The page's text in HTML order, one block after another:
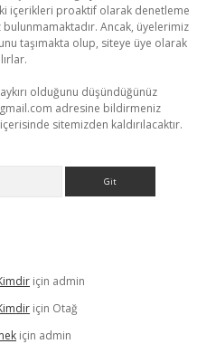
içerikleri proaktif olarak denetleme
Ancak, üyelerimiz
taşımakta olup, siteye üye olarak
olduğunu düşündüğünüz
adresine bildirmeniz
sitemizden kaldırılacaktır.
için admin
için Otağ
için admin